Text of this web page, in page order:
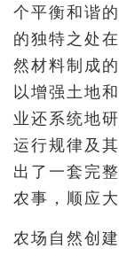
个平衡和谐
的独特之处
然材料制成
以增强土地
业还系统地
运行规律及
出了一套完
农事，顺应
农场自然创